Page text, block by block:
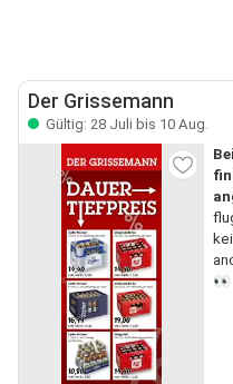
Der Grissemann
Gültig: 28 Juli bis 10 Aug.
👀